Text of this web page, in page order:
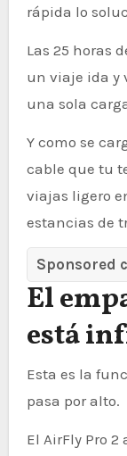
rápida lo
Las 25 horas
un viaje ida y
una sola
Y como se
cable que tu
viajas ligero
estancias de
Sponsored
El
está
Esta es la
pasa por alto.
El AirFly Pro